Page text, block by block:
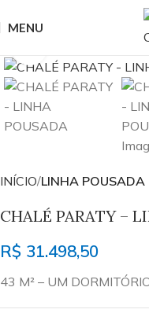
MENU
INÍCIO LINHA POUSADA
CHALÉ PARATY –
R$ 31.498,50
43 M² – UM